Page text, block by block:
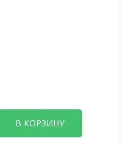
В КОРЗИНУ